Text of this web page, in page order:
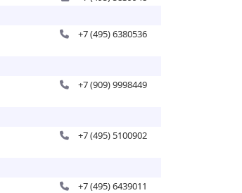
+7 (495) 6380536
+7 (909) 9998449
+7 (495) 5100902
+7 (495) 6439011